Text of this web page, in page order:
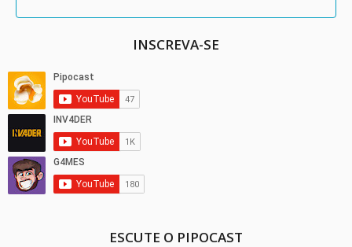
INSCREVA-SE
ESCUTE O PIPOCAST